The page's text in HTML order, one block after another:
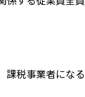
税事業者にな